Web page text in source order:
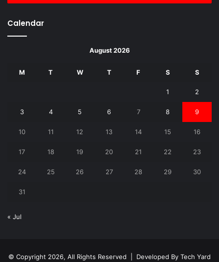
Calendar
August 2026
M T W T F S S
1 2
3 4 5 6 7 8 9
10 11 12 13 14 15 16
17 18 19 20 21 22 23
24 25 26 27 28 29 30
31
« Jul
© Copyright 2026, All Rights Reserved | Developed By Tech Yard